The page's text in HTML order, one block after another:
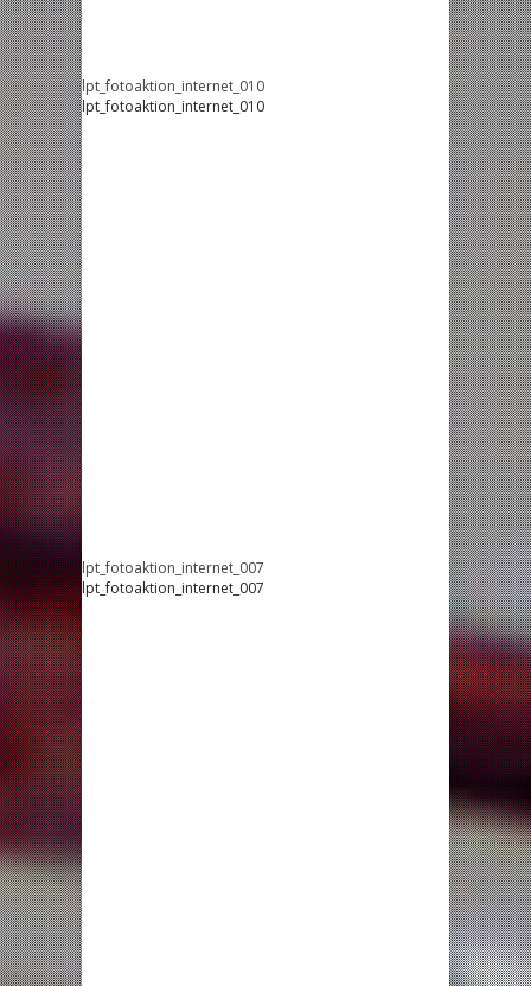
lpt_fotoaktion_internet_010
lpt_fotoaktion_internet_010
lpt_fotoaktion_internet_007
lpt_fotoaktion_internet_007